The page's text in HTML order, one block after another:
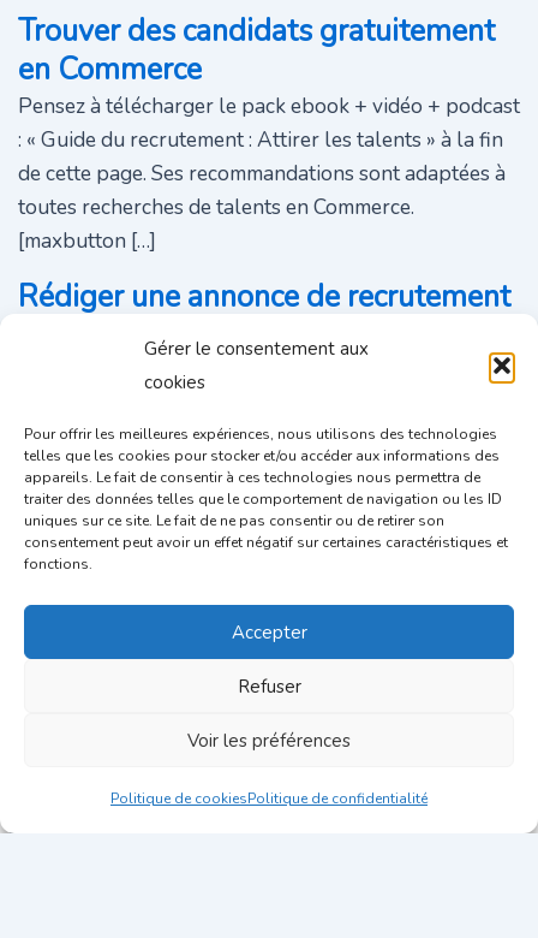
Gérer le consentement aux
cookies
Pour offrir les meilleures expériences, nous utilisons des technologies
telles que les cookies pour stocker et/ou accéder aux informations des
appareils. Le fait de consentir à ces technologies nous permettra de
traiter des données telles que le comportement de navigation ou les ID
uniques sur ce site. Le fait de ne pas consentir ou de retirer son
consentement peut avoir un effet négatif sur certaines caractéristiques et
fonctions.
Accepter
Refuser
Voir les préférences
Politique de cookiesPolitique de confidentialité
Trouver des candidats gratuitement
en Commerce
Pensez à télécharger le pack ebook + vidéo + podcast
: « Guide du recrutement : Attirer les talents » à la fin
de cette page. Ses recommandations sont adaptées à
toutes recherches de talents en Commerce.
[maxbutton […]
Rédiger une annonce de recrutement
attractive en Commerce
N’hésitez pas à télécharger le pack ebook + vidéo +
au bas de cette page. Ses suggestions sont adaptées à
toutes recherches de candidats en Commerce.
[maxbutton […]
1
15
16
Copyright © 2026 Blog Candidatus | Fait avec Candidatus